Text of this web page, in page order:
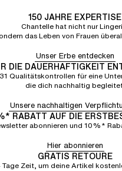
150 JAHRE EXPERTISE
Chantelle hat nicht nur
das Leben von Frauen
Unser Erbe entdecken
DIE DAUERHAFTIGKEIT
31 Qualitätskontrollen für eine
die dich nachhaltig
Unsere nachhaltigen
RABATT AUF DIE
abonnieren und 10%*
Hier abonnieren
GRATIS RETOURE
Tage Zeit, um deine Artikel